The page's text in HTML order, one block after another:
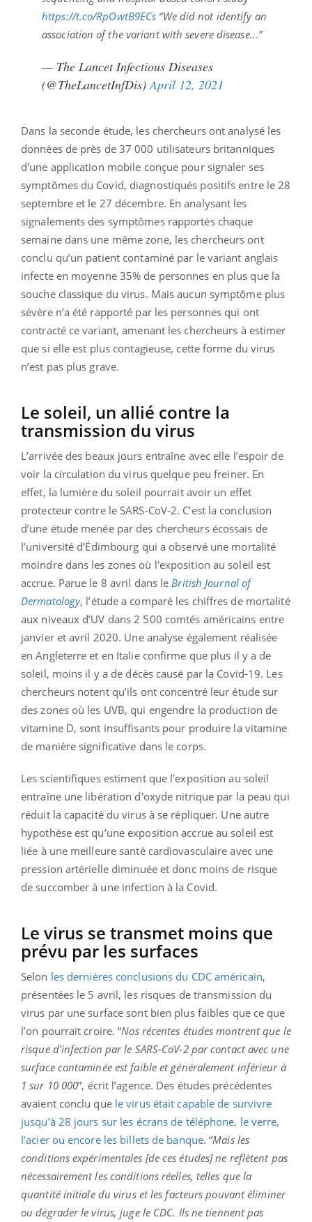
https://t.co/RpOwtB9ECs “We did not identify an
association of the variant with severe disease...”
— The Lancet Infectious Diseases
(@TheLancetInfDis)April 12, 2021
Dans la seconde étude, les chercheurs ont analysé les
données de près de 37 000 utilisateurs britanniques
d'une application mobile conçue pour signaler ses
symptômes du Covid, diagnostiqués positifs entre le 28
septembre et le 27 décembre. En analysant les
signalements des symptômes rapportés chaque
semaine dans une même zone, les chercheurs ont
conclu qu’un patient contaminé par le variant anglais
infecte en moyenne 35% de personnes en plus que la
souche classique du virus. Mais aucun symptôme plus
sévère n’a été rapporté par les personnes qui ont
contracté ce variant, amenant les chercheurs à estimer
que si elle est plus contagieuse, cette forme du virus
n’est pas plus grave.
Le soleil, un allié contre la
transmission du virus
L’arrivée des beaux jours entraîne avec elle l’espoir de
voir la circulation du virus quelque peu freiner. En
effet, la lumière du soleil pourrait avoir un effet
protecteur contre le SARS-CoV-2. C’est la conclusion
d’une étude menée par des chercheurs écossais de
l’université d’Édimbourg qui a observé une mortalité
moindre dans les zones où l'exposition au soleil est
accrue. Parue le 8 avril dans leBritish Journal of
Dermatology, l’étude a comparé les chiffres de mortalité
aux niveaux d’UV dans 2 500 comtés américains entre
janvier et avril 2020. Une analyse également réalisée
en Angleterre et en Italie confirme que plus il y a de
soleil, moins il y a de décès causé par la Covid-19. Les
chercheurs notent qu’ils ont concentré leur étude sur
des zones où les UVB, qui engendre la production de
vitamine D, sont insuffisants pour produire la vitamine
de manière significative dans le corps.
Les scientifiques estiment que l’exposition au soleil
entraîne une libération d'oxyde nitrique par la peau qui
réduit la capacité du virus à se répliquer. Une autre
hypothèse est qu’une exposition accrue au soleil est
liée à une meilleure santé cardiovasculaire avec une
pression artérielle diminuée et donc moins de risque
de succomber à une infection à la Covid.
Le virus se transmet moins que
prévu par les surfaces
Selon les dernières conclusions du CDC américain,
présentées le 5 avril, les risques de transmission du
virus par une surface sont bien plus faibles que ce que
l’on pourrait croire. “Nos récentes études montrent que le
risque d'infection par le SARS-CoV-2 par contact avec une
surface contaminée est faible et généralement inférieur à
1 sur 10 000”, écrit l’agence. Des études précédentes
avaient conclu que le virus était capable de survivre
jusqu’à 28 jours sur les écrans de téléphone, le verre,
l’acier ou encore les billets de banque. “Mais les
conditions expérimentales [de ces études] ne reflètent pas
nécessairement les conditions réelles, telles que la
quantité initiale du virus et les facteurs pouvant éliminer
ou dégrader le virus, juge le CDC. Ils ne tiennent pas